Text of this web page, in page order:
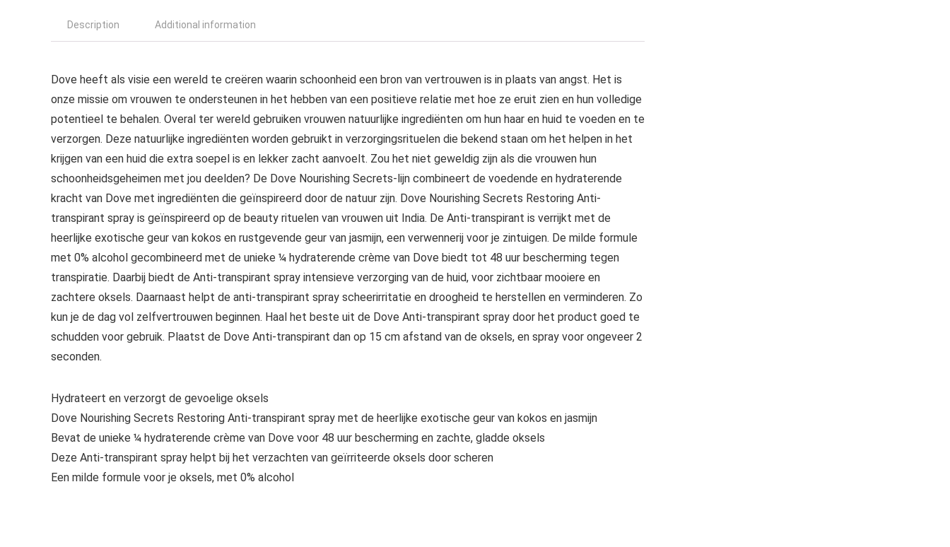
Description Additional information
Dove heeft als visie een wereld te creëren waarin schoonheid een bron van vertrouwen is in plaats van angst. Het is
onze missie om vrouwen te ondersteunen in het hebben van een positieve relatie met hoe ze eruit zien en hun volledige
potentieel te behalen. Overal ter wereld gebruiken vrouwen natuurlijke ingrediënten om hun haar en huid te voeden en te
verzorgen. Deze natuurlijke ingrediënten worden gebruikt in verzorgingsrituelen die bekend staan om het helpen in het
krijgen van een huid die extra soepel is en lekker zacht aanvoelt. Zou het niet geweldig zijn als die vrouwen hun
schoonheidsgeheimen met jou deelden? De Dove Nourishing Secrets-lijn combineert de voedende en hydraterende
kracht van Dove met ingrediënten die geïnspireerd door de natuur zijn. Dove Nourishing Secrets Restoring Anti-
transpirant spray is geïnspireerd op de beauty rituelen van vrouwen uit India. De Anti-transpirant is verrijkt met de
heerlijke exotische geur van kokos en rustgevende geur van jasmijn, een verwennerij voor je zintuigen. De milde formule
met 0% alcohol gecombineerd met de unieke ¼ hydraterende crème van Dove biedt tot 48 uur bescherming tegen
transpiratie. Daarbij biedt de Anti-transpirant spray intensieve verzorging van de huid, voor zichtbaar mooiere en
zachtere oksels. Daarnaast helpt de anti-transpirant spray scheerirritatie en droogheid te herstellen en verminderen. Zo
kun je de dag vol zelfvertrouwen beginnen. Haal het beste uit de Dove Anti-transpirant spray door het product goed te
schudden voor gebruik. Plaatst de Dove Anti-transpirant dan op 15 cm afstand van de oksels, en spray voor ongeveer 2
seconden.
Hydrateert en verzorgt de gevoelige oksels
Dove Nourishing Secrets Restoring Anti-transpirant spray met de heerlijke exotische geur van kokos en jasmijn
Bevat de unieke ¼ hydraterende crème van Dove voor 48 uur bescherming en zachte, gladde oksels
Deze Anti-transpirant spray helpt bij het verzachten van geïrriteerde oksels door scheren
Een milde formule voor je oksels, met 0% alcohol